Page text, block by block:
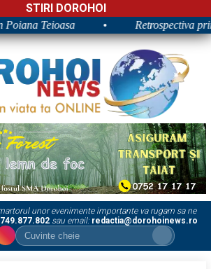
STIRI DOROHOI
Teioasa Retrospectiva
unor evenimente importante va rugam sa ne
sau email: redactia@dorohoinews.ro